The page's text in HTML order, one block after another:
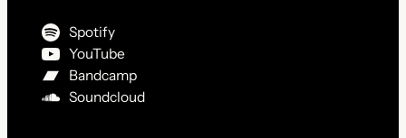
Spotify
YouTube
Bandcamp
Soundcloud